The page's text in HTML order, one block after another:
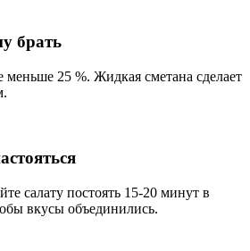
брать
меньше 25 %. Жидкая сметана сделает
салату постоять 15-20 минут в
вкусы объединились.